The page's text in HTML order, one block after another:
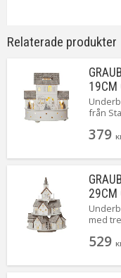
Batteri
Tillverkare
Relaterade produkter
19CM
från
litet
en
för att
379
29CM
med
vacker
529